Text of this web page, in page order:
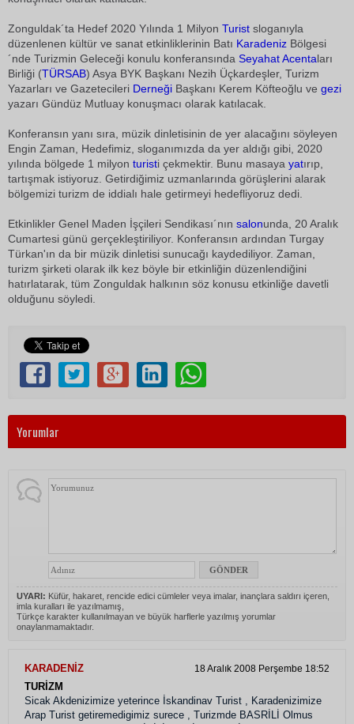
Zonguldak´ta Hedef 2020 Yılında 1 Milyon Turist  sloganıyla
düzenlenen kültür ve sanat etkinliklerinin Batı Karadeniz Bölgesi
´nde Turizmin Geleceği konulu konferansında SeyahatAcentaları
Birliği (TÜRSAB) Asya BYK Başkanı Nezih Üçkardeşler, Turizm
Yazarları ve Gazetecileri Derneği Başkanı Kerem Köfteoğlu ve gezi
yazarı Gündüz Mutluay konuşmacı olarak katılacak.
Konferansın yanı sıra, müzik dinletisinin de yer alacağını söyleyen
Engin Zaman, Hedefimiz, sloganımızda da yer aldığı gibi, 2020
yılında bölgede 1 milyon turisti çekmektir. Bunu masaya yatırıp,
tartışmak istiyoruz. Getirdiğimiz uzmanlarında görüşlerini alarak
bölgemizi turizm de iddialı hale getirmeyi hedefliyoruz dedi.
Etkinlikler Genel Maden İşçileri Sendikası´nın salonunda, 20 Aralık
Cumartesi günü gerçekleştiriliyor. Konferansın ardından Turgay
Türkan'ın da bir müzik dinletisi sunucağı kaydediliyor. Zaman,
turizm şirketi olarak ilk kez böyle bir etkinliğin düzenlendiğini
hatırlatarak, tüm Zonguldak halkının söz konusu etkinliğe davetli
olduğunu söyledi.
Yorumlar
UYARI: Küfür, hakaret, rencide edici cümleler veya imalar, inançlara saldırı içeren,
imla kuralları ile yazılmamış,
Türkçe karakter kullanılmayan ve büyük harflerle yazılmış yorumlar
onaylanmamaktadır.
KARADENİZ 18 Aralık 2008 Perşembe 18:52
TURİZM
Sicak Akdenizimize yeterince İskandinav Turist , Karadenizimize
Arap Turist getiremedigimiz surece , Turizmde BASRİLİ Olmus